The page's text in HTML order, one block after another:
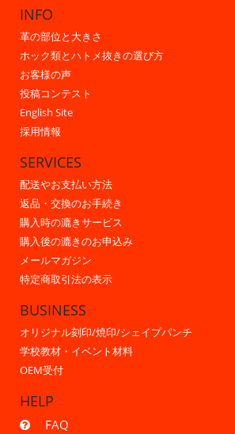
INFO
革の部位と大きさ
ホック類とハトメ抜きの選び方
お客様の声
投稿コンテスト
English Site
採用情報
SERVICES
配送やお支払い方法
返品・交換のお手続き
購入時の漉きサービス
購入後の漉きのお申込み
メールマガジン
特定商取引法の表示
BUSINESS
オリジナル刻印/焼印/シェイプパンチ
学校教材・イベント材料
OEM受付
HELP
FAQ